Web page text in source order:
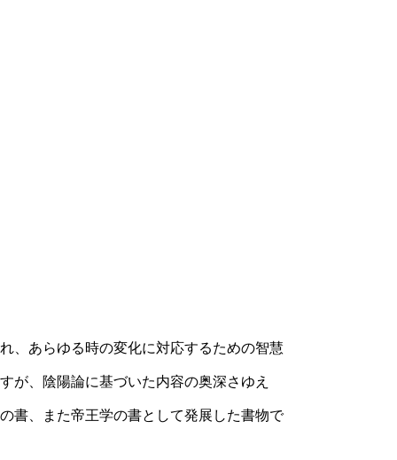
、あらゆる時の変化に対応するための智慧
が、陰陽論に基づいた内容の奥深さゆえ
書、また帝王学の書として発展した書物で